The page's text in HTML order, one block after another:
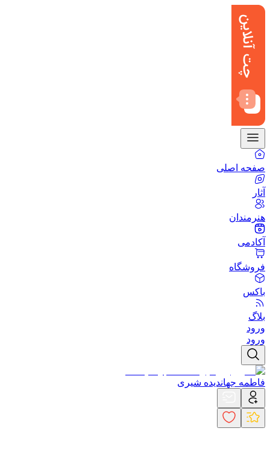
صفحه اصلی
آثار
هنرمندان
آکادمی
فروشگاه
باکس
بلاگ
ورود
ورود
فاطمه جهاندیده شیری